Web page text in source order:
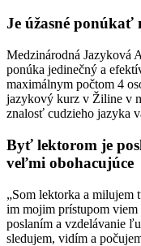
Je úžasné
Medzinárodná Jazyková
ponúka jedinečný a
maximálnym počtom 4
jazykový kurz v Žiline v
znalosť cudzieho jazyka
Byť lektorom je
veľmi obohacujúce
„Som lektorka a milujem
im mojim prístupom
poslaním a vzdelávanie
sledujem, vidím a